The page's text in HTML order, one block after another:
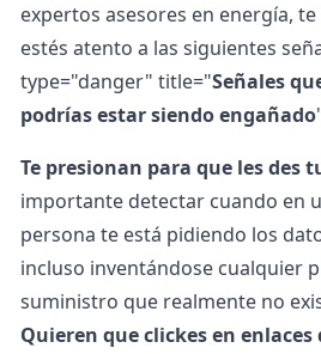
expertos asesores en energía,
estés atento a las siguientes
type="danger" title="Señales
podrías estar siendo engañado
Te presionan para que les des
importante detectar cuando en
persona te está pidiendo los
incluso inventándose cualquier
suministro que realmente no
Quieren que clickes en enlaces